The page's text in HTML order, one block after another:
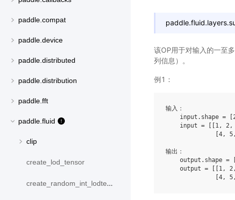
paddle.compat
paddle.device
paddle.distributed
paddle.distribution
paddle.fft
paddle.fluid
clip
create_lod_tensor
create_random_int_lodtensor
paddle.fluid.layers.
该OP用于对输入的一至
列信息）。
例1：
输入：
input.shape =
input = [[1, 2,
[4, 5,
输出：
output.shape =
output = [[1,